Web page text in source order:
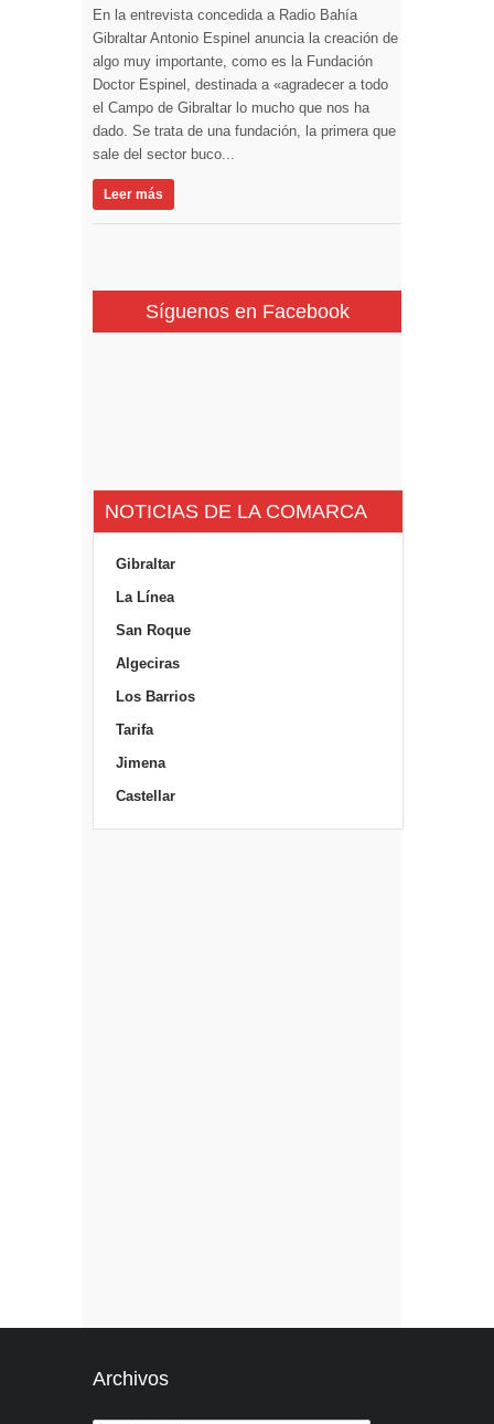
En la entrevista concedida a Radio Bahía
Gibraltar Antonio Espinel anuncia la creación de
algo muy importante, como es la Fundación
Doctor Espinel, destinada a «agradecer a todo
el Campo de Gibraltar lo mucho que nos ha
dado. Se trata de una fundación, la primera que
sale del sector buco...
Leer más
Síguenos en Facebook
NOTICIAS DE LA COMARCA
Gibraltar
La Línea
San Roque
Algeciras
Los Barrios
Tarifa
Jimena
Castellar
Archivos